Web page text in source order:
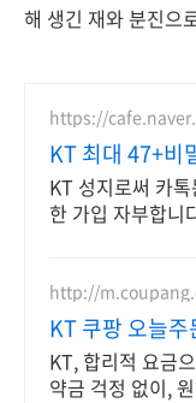
해 생긴 재와 분진으
https://
KT 최대 47+비
KT 성지로써 카톡문의로 단가 물어보고 밀당없이 깔끔
한 가입 자부합니
http://
KT 쿠팡 오늘
KT, 합리적 요금
약금 걱정 없이,